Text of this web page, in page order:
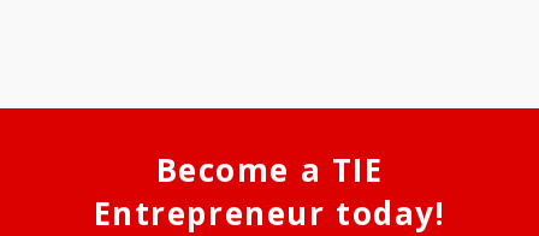
Become a TIE
Entrepreneur today!